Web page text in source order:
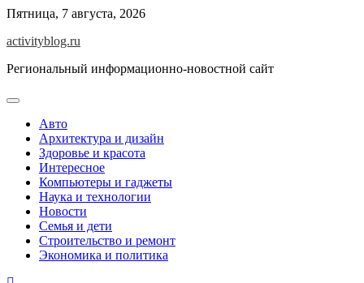
Skip
content
Пятница, 7 августа, 2026
activityblog.ru
Региональный информационно-новостной сайт
Авто
Архитектура и дизайн
Здоровье и красота
Интересное
Компьютеры и гаджеты
Наука и технологии
Новости
Семья и дети
Строительство и ремонт
Экономика и политика